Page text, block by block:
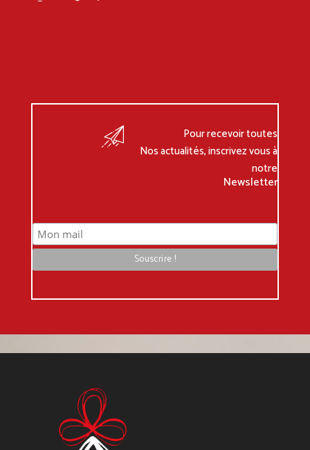
Pour recevoir toutes
Nos actualités, inscrivez vous à
notre
Newsletter